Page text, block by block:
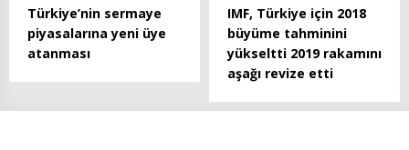
Türkiye’nin sermaye
piyasalarına yeni üye
atanması
IMF, Türkiye için 2018
büyüme tahminini
yükseltti 2019 rakamını
aşağı revize etti